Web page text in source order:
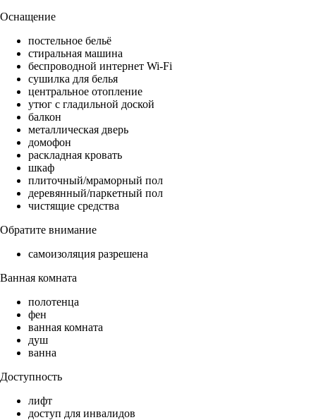
Оснащение
постельное бельё
стиральная машина
беспроводной интернет Wi-Fi
сушилка для белья
центральное отопление
утюг с гладильной доской
балкон
металлическая дверь
домофон
раскладная кровать
шкаф
плиточный/мраморный пол
деревянный/паркетный пол
чистящие средства
Обратите внимание
самоизоляция разрешена
Ванная комната
полотенца
фен
ванная комната
душ
ванна
Доступность
лифт
доступ для инвалидов